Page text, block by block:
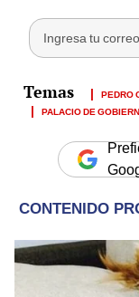
PEDRO
PALACIO DE